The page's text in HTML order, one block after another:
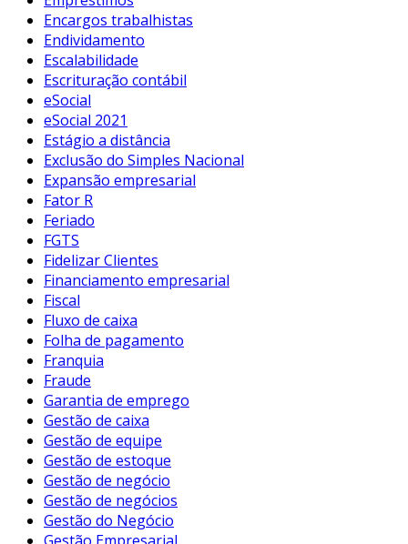
Encargos trabalhistas
Endividamento
Escalabilidade
Escrituração contábil
eSocial
eSocial 2021
Estágio a distância
Exclusão do Simples Nacional
Expansão empresarial
Fator R
Feriado
FGTS
Fidelizar Clientes
Financiamento empresarial
Fiscal
Fluxo de caixa
Folha de pagamento
Franquia
Fraude
Garantia de emprego
Gestão de caixa
Gestão de equipe
Gestão de estoque
Gestão de negócio
Gestão de negócios
Gestão do Negócio